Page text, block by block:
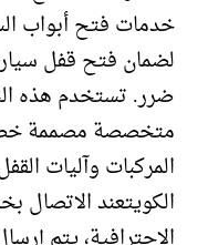
خدمات فتح أبواب
لضمان فتح قفل
ضرر. تستخدم هذه
متخصصة مصممة
المركبات وآليات
الكويتعند الاتصال